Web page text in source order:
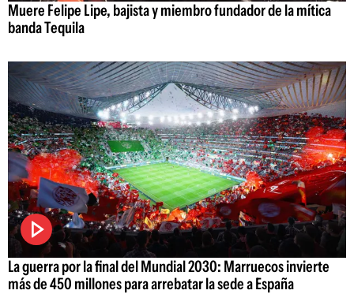
Muere Felipe Lipe, bajista y miembro fundador de la mítica
banda Tequila
La guerra por la final del Mundial 2030: Marruecos invierte
más de 450 millones para arrebatar la sede a España